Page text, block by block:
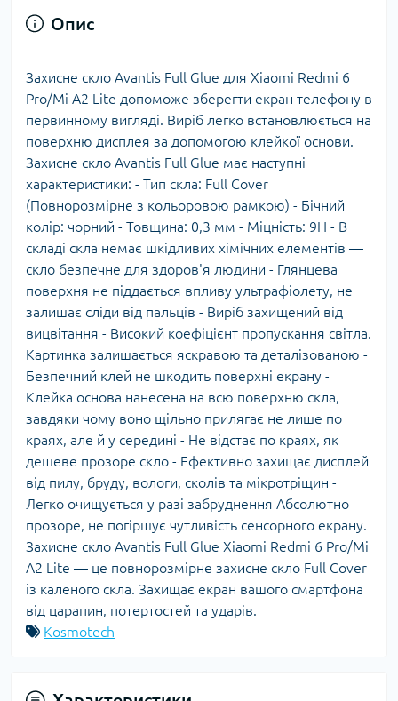
Опис
Захисне скло Avantis Full Glue для Xiaomi Redmi 6
Pro/Mi A2 Lite допоможе зберегти екран телефону в
первинному вигляді. Виріб легко встановлюється на
поверхню дисплея за допомогою клейкої основи.
Захисне скло Avantis Full Glue має наступні
характеристики: - Тип скла: Full Сover
(Повнорозмірне з кольоровою рамкою) - Бічний
колір: чорний - Товщина: 0,3 мм - Міцність: 9Н - В
складі скла немає шкідливих хімічних елементів —
скло безпечне для здоров'я людини - Глянцева
поверхня не піддається впливу ультрафіолету, не
залишає сліди від пальців - Виріб захищений від
вицвітання - Високий коефіцієнт пропускання світла.
Картинка залишається яскравою та деталізованою -
Безпечний клей не шкодить поверхні екрану -
Клейка основа нанесена на всю поверхню скла,
завдяки чому воно щільно прилягає не лише по
краях, але й у середині - Не відстає по краях, як
дешеве прозоре скло - Ефективно захищає дисплей
від пилу, бруду, вологи, сколів та мікротріщин -
Легко очищується у разі забруднення Абсолютно
прозоре, не погіршує чутливість сенсорного екрану.
Захисне скло Avantis Full Glue Xiaomi Redmi 6 Pro/Mi
A2 Lite — це повнорозмірне захисне скло Full Cover
із каленого скла. Захищає екран вашого смартфона
від царапин, потертостей та ударів.
Kosmotech